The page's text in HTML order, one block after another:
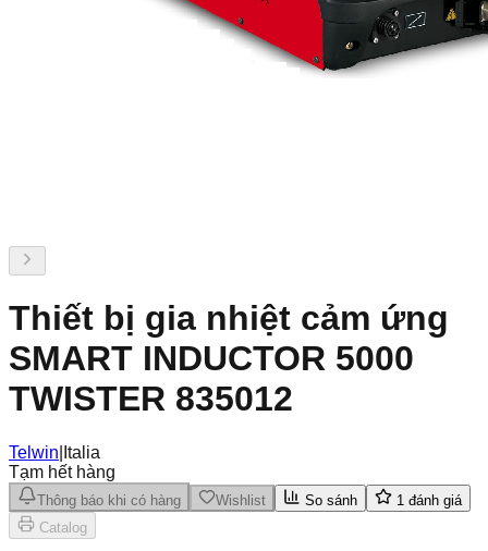
Thiết bị gia nhiệt cảm ứng
SMART INDUCTOR 5000
TWISTER 835012
Telwin Italia
Tạm hết hàng
Thông báo khi có hàng Wishlist So sánh 1 đánh giá
Catalog